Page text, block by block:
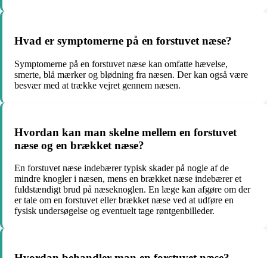
Hvad er symptomerne på en forstuvet næse?
Symptomerne på en forstuvet næse kan omfatte hævelse,
smerte, blå mærker og blødning fra næsen. Der kan også være
besvær med at trække vejret gennem næsen.
Hvordan kan man skelne mellem en forstuvet
næse og en brækket næse?
En forstuvet næse indebærer typisk skader på nogle af de
mindre knogler i næsen, mens en brækket næse indebærer et
fuldstændigt brud på næseknoglen. En læge kan afgøre om der
er tale om en forstuvet eller brækket næse ved at udføre en
fysisk undersøgelse og eventuelt tage røntgenbilleder.